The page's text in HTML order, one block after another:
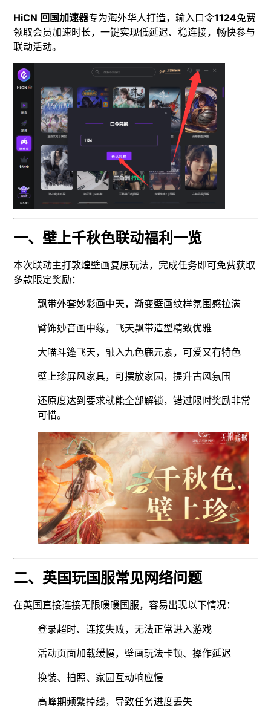
HiCN 回国加速器专为海外华人打造，输入口令1124免费
领取会员加速时长，一键实现低延迟、稳连接，畅快参与
联动活动。
一、壁上千秋色联动福利一览
本次联动主打敦煌壁画复原玩法，完成任务即可免费获取
多款限定奖励：
飘带外套妙彩画中天，渐变壁画纹样氛围感拉满
臂饰妙音画中缘，飞天飘带造型精致优雅
大喵斗篷飞天，融入九色鹿元素，可爱又有特色
壁上珍屏风家具，可摆放家园，提升古风氛围
还原度达到要求就能全部解锁，错过限时奖励非常
可惜。
二、英国玩国服常见网络问题
在英国直接连接无限暖暖国服，容易出现以下情况：
登录超时、连接失败，无法正常进入游戏
活动页面加载缓慢，壁画玩法卡顿、操作延迟
换装、拍照、家园互动响应慢
高峰期频繁掉线，导致任务进度丢失